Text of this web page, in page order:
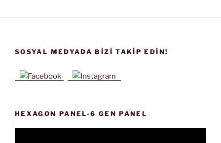
SOSYAL MEDYADA BIZI TAKIP EDIN!
HEXAGON PANEL-6 GEN PANEL